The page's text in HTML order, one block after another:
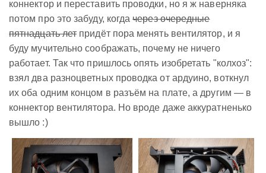
коннектор и переставить проводки, но я ж наверняка
потом про это забуду, когдачерез очередные
пятнадцать лет придёт пора менять вентилятор, и я
буду мучительно соображать, почему не ничего
работает. Так что пришлось опять изобретать "колхоз":
взял два разноцветных проводка от ардуино, воткнул
их оба одним концом в разъём на плате, а другим — в
коннектор вентилятора. Но вроде даже аккуратненько
вышло :)